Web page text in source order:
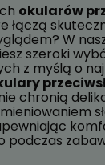
okularów
łączą
W
szeroki
z myślą o
chronią
podczas